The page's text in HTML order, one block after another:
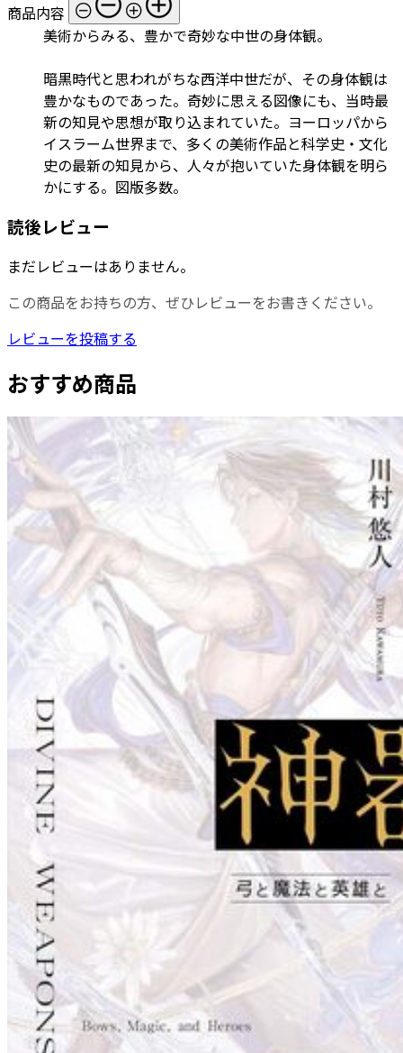
商品内容
美術からみる、豊かで奇妙な中世の身体観。
暗黒時代と思われがちな西洋中世だが、その身体観は
豊かなものであった。奇妙に思える図像にも、当時最
新の知見や思想が取り込まれていた。ヨーロッパから
イスラーム世界まで、多くの美術作品と科学史・文化
史の最新の知見から、人々が抱いていた身体観を明ら
かにする。図版多数。
読後レビュー
まだレビューはありません。
この商品をお持ちの方、ぜひレビューをお書きください。
レビューを投稿する
おすすめ商品